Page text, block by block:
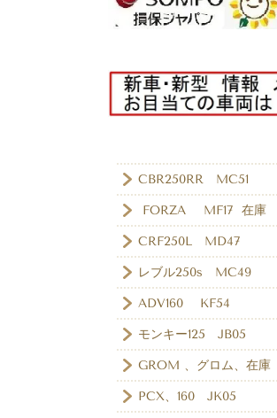
CBR250RR MC51
FORZA MF17 在庫
CRF250L MD47
レブル250s MC49
ADV160 KF54
モンキー125 JB05
GROM 、グロム、在庫
PCX、160 JK05